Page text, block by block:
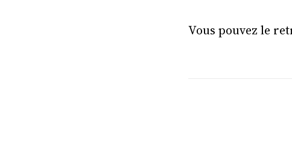
Vous pouvez le